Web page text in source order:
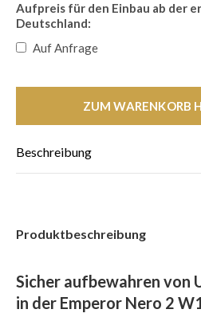
Aufpreis für den Einbau ab der
Deutschland:
Auf Anfrage
ZUM WARENKORB
Beschreibung
Produktbeschreibung
Sicher aufbewahren von
in der Emperor Nero 2